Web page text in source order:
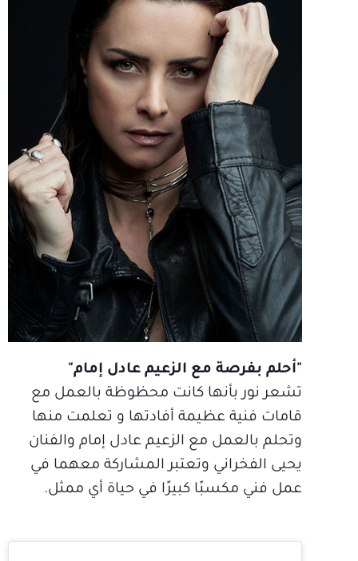
"أحلم بفرصة مع الزعيم عادل إمام"
تشعر نور بأنها كانت محظوظة بالعمل مع
قامات فنية عظيمة أفادتها و تعلمت منها
وتحلم بالعمل مع الزعيم عادل إمام والفنان
يحيى الفخراني وتعتبر المشاركة معهما في
عمل فني مكسبًا كبيرًا في حياة أي ممثل.